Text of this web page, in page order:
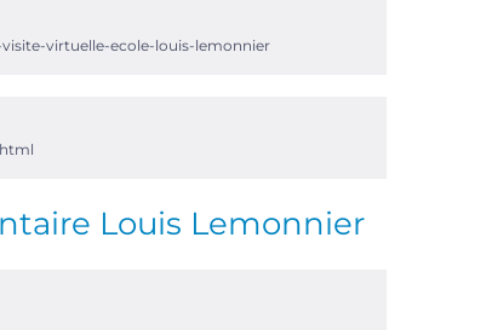
virtuelle-ecole-louis-lemonnier
Louis Lemonnier